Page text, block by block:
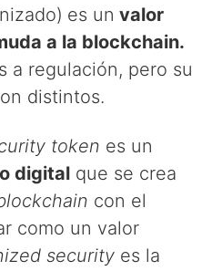
es un valor
a la blockchain.
a regulación, pero su
distintos.
token es un
digital que se crea
con el
como un valor
security es la